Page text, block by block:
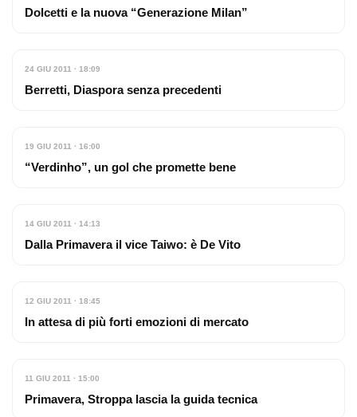
Dolcetti e la nuova “Generazione Milan”
24 GIU 2011 · 18:09
Berretti, Diaspora senza precedenti
19 GIU 2011 · 16:00
“Verdinho”, un gol che promette bene
14 GIU 2011 · 14:13
Dalla Primavera il vice Taiwo: è De Vito
12 GIU 2011 · 18:45
In attesa di più forti emozioni di mercato
11 GIU 2011 · 15:00
Primavera, Stroppa lascia la guida tecnica